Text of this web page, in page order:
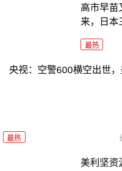
高市早苗
来，日本
最热
央视：空警600横空出世
最热
美利坚资